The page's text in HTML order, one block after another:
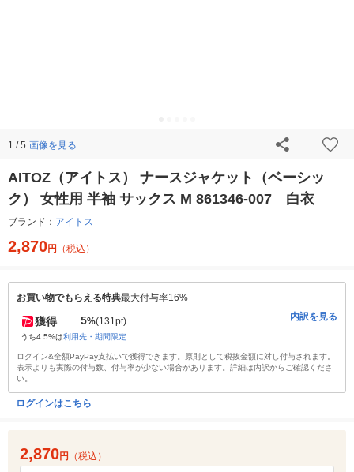
1 / 5 画像を見る
AITOZ（アイトス） ナースジャケット（ベーシッ
ク） 女性用 半袖 サックス M 861346-007 白衣
ブランド： アイトス
2,870円 （税込）
お買い物でもらえる特典最大付与率16%
獲得 5%(131pt)
うち4.5%は利用先・期間限定
内訳を見る
ログイン&全額PayPay支払いで獲得できます。原則として税抜金額に対し付与されます。
表示よりも実際の付与数、付与率が少ない場合があります。詳細は内訳からご確認くださ
い。
ログインはこちら
2,870円 （税込）